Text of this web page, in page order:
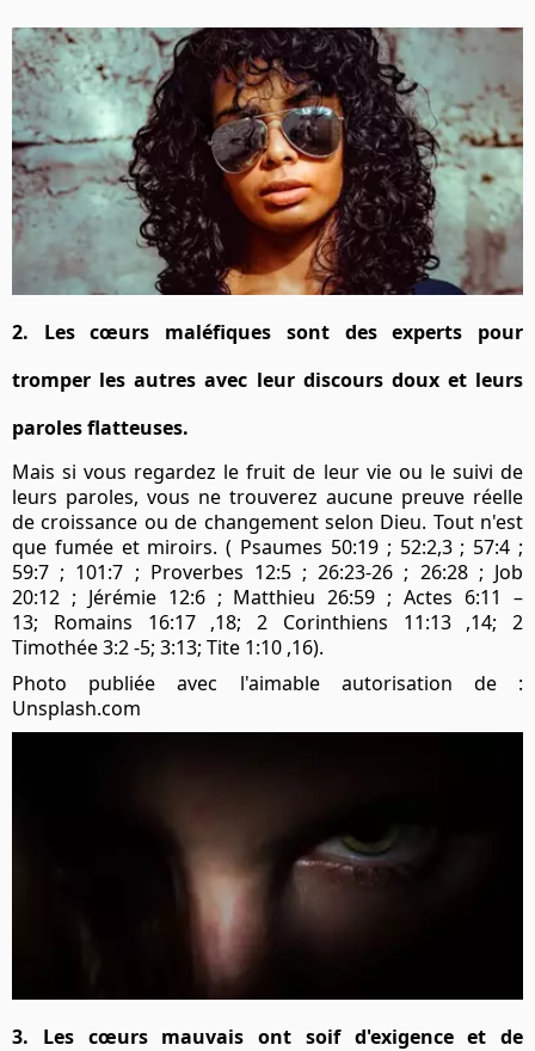
2. Les cœurs maléfiques sont des experts pour
tromper les autres avec leur discours doux et leurs
paroles flatteuses.
Mais si vous regardez le fruit de leur vie ou le suivi de
leurs paroles, vous ne trouverez aucune preuve réelle
de croissance ou de changement selon Dieu. Tout n'est
que fumée et miroirs. ( Psaumes 50:19 ; 52:2,3 ; 57:4 ;
59:7 ; 101:7 ; Proverbes 12:5 ; 26:23-26 ; 26:28 ; Job
20:12 ; Jérémie 12:6 ; Matthieu 26:59 ; Actes 6:11 –
13; Romains 16:17 ,18; 2 Corinthiens 11:13 ,14; 2
Timothée 3:2 -5; 3:13; Tite 1:10 ,16).
Photo publiée avec l'aimable autorisation de :
Unsplash.com
3. Les cœurs mauvais ont soif d'exigence et de